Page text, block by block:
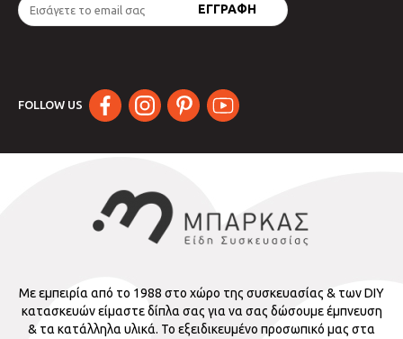
FOLLOW US
Με εμπειρία από το 1988 στο χώρο της συσκευασίας & των DIY
κατασκευών είμαστε δίπλα σας για να σας δώσουμε έμπνευση
& τα κατάλληλα υλικά. Το εξειδικευμένο προσωπικό μας στα